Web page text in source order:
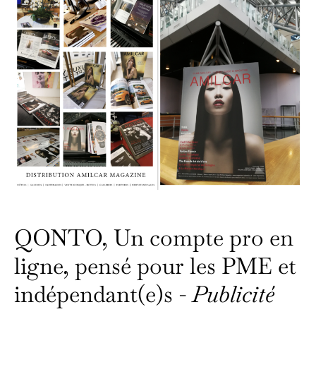
QONTO, Un compte pro en
ligne, pensé pour les PME et
indépendant(e)s -Publicité